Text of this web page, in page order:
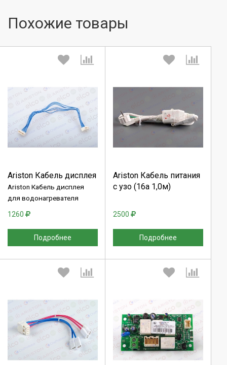
Похожие товары
Ariston Кабель дисплея
Ariston Кабель дисплея
для водонагревателя
1260
Подробнее
Выберите количество:
Продолжить
Отмена
Ariston Кабель питания
с узо (16а 1,0м)
2500
Подробнее
Выберите количество:
Продолжить
Выберите количество: Выберите количество: